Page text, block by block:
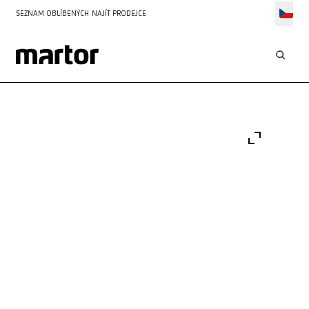
SEZNAM OBLÍBENÝCH NAJÍT PRODEJCE